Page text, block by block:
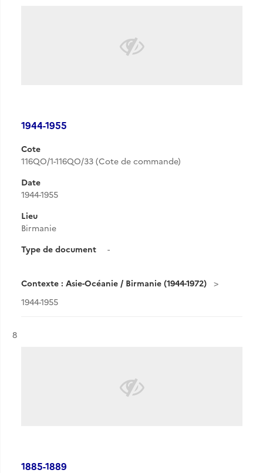
1944-1955
Cote
116QO/1-116QO/33 (Cote de commande)
Date
1944-1955
Lieu
Birmanie
Type de document
-
Contexte : Asie-Océanie / Birmanie (1944-1972)
1944-1955
Résultat n°
8
1885-1889